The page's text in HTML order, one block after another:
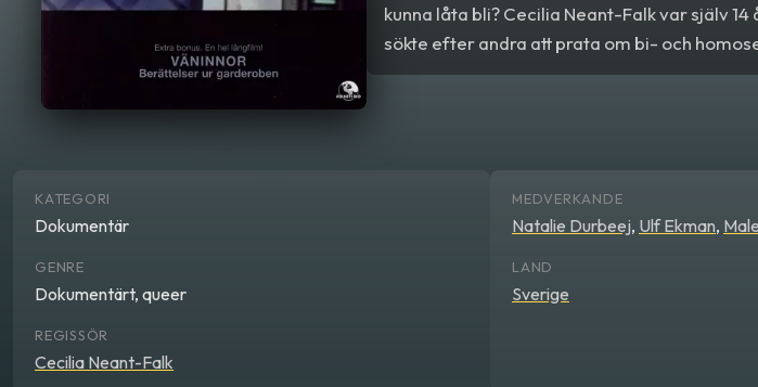
kunna låta bli? Cecilia Neant-Falk var själv
sökte efter andra att prata om bi- och
igen och kom då i kontakt med My, Joppe
KATEGORI
Dokumentär
GENRE
Dokumentärt, queer
REGISSÖR
Cecilia Neant-Falk
MEDVERKANDE
Natalie Durbeej, Ulf Ekman,
LAND
Sverige